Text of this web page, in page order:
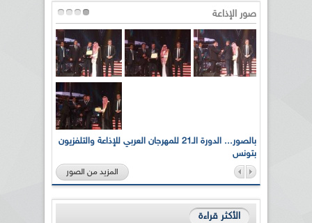
صور الإذاعة
بالصور... الدورة الـ21 للمهرجان العربي للإذاعة والتلفزيون
بتونس
المزيد من الصور
الأكثر قراءة